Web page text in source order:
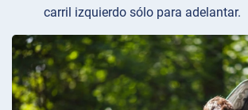
carril izquierdo sólo para adelantar.